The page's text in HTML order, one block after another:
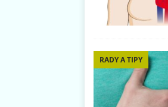
RADY A TIPY